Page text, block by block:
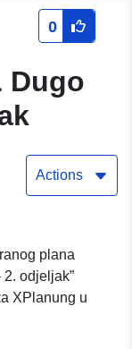
0
Dugo
Actions
plana
odjeljak”
XPlanung u